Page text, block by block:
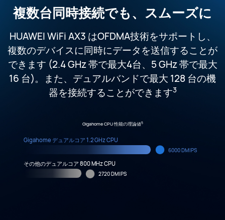
複数台同時接続でも、 スムーズに
HUAWEI WiFi AX3 はOFDMA技術をサポートし、
複数のデバイスに同時にデータを送信することが
できます (2.4 GHz 帯で最大4台、5 GHz 帯で最大
16 台)。また、デュアルバンドで最大 128 台の機
器を接続することができます3
Gigahome CPU 性能の理論値5
Gigahome デュアルコア 1.2 GHz CPU
6000 DMIPS
その他のデュアルコア 800 MHz CPU
2720 DMIPS